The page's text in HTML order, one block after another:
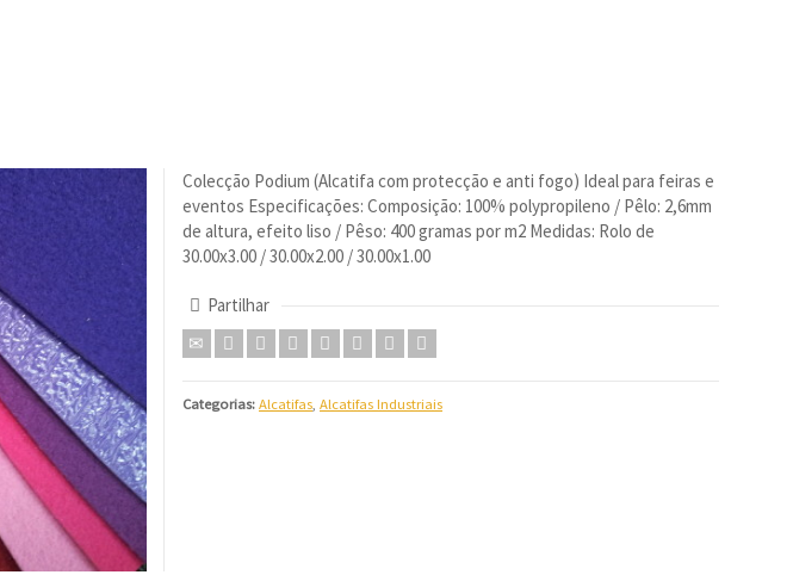
Colecção Podium (Alcatifa com protecção e anti fogo) Ideal para feiras e
eventos Especificações: Composição: 100% polypropileno / Pêlo: 2,6mm
de altura, efeito liso / Pêso: 400 gramas por m2 Medidas: Rolo de
30.00x3.00 / 30.00x2.00 / 30.00x1.00
Partilhar
Categorias: Alcatifas, Alcatifas Industriais